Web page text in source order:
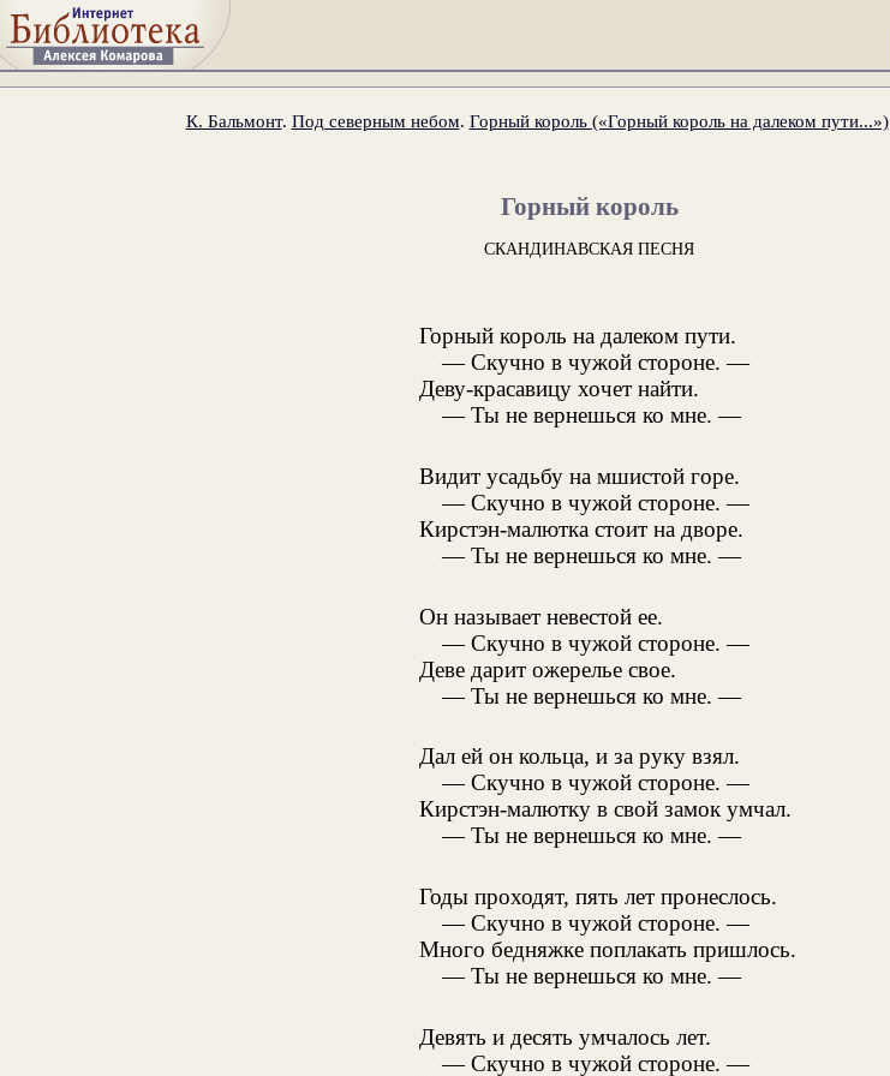
К. Бальмонт. Под северным небом. Горный король («Горный король на далеком пути...»)
Горный король
СКАНДИНАВСКАЯ ПЕСНЯ
Горный король на далеком пути.
— Скучно в чужой стороне. —
Деву-красавицу хочет найти.
— Ты не вернешься ко мне. —
Видит усадьбу на мшистой горе.
— Скучно в чужой стороне. —
Кирстэн-малютка стоит на дворе.
— Ты не вернешься ко мне. —
Он называет невестой ее.
— Скучно в чужой стороне. —
Деве дарит ожерелье свое.
— Ты не вернешься ко мне. —
Дал ей он кольца, и за руку взял.
— Скучно в чужой стороне. —
Кирстэн-малютку в свой замок умчал.
— Ты не вернешься ко мне. —
Годы проходят, пять лет пронеслось.
— Скучно в чужой стороне. —
Много бедняжке поплакать пришлось.
— Ты не вернешься ко мне. —
Девять и десять умчалось лет.
— Скучно в чужой стороне. —